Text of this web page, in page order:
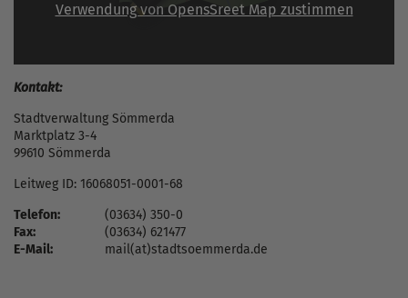
Verwendung von OpensSreet Map zustimmen
Kontakt:
Stadtverwaltung Sömmerda
Marktplatz 3-4
99610 Sömmerda
Leitweg ID: 16068051-0001-68
Telefon:
(03634) 350-0
Fax:
(03634) 621477
E-Mail:
mail(at)stadtsoemmerda.de